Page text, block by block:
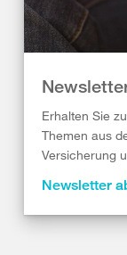
Erhalten Sie
Themen aus
Versicherung
Newsletter